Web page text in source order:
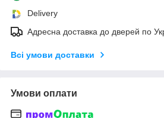
Delivery
Адресна доставка до дверей по
Всі умови доставки
Умови оплати